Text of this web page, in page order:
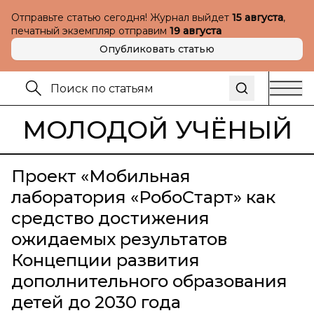
Отправьте статью сегодня! Журнал выйдет 15 августа,
печатный экземпляр отправим 19 августа
Опубликовать статью
МОЛОДОЙ УЧЁНЫЙ
Проект «Мобильная
лаборатория «РобоСтарт» как
средство достижения
ожидаемых результатов
Концепции развития
дополнительного образования
детей до 2030 года